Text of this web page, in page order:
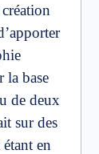
la base
de deux
sur des
en